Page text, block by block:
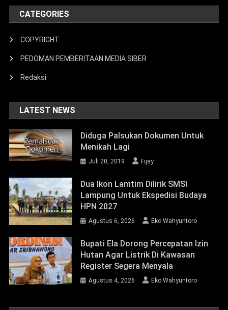
CATEGORIES
COPYRIGHT
PEDOMAN PEMBERITAAN MEDIA SIBER
Redaksi
LATEST NEWS
Diduga Palsukan Dokumen Untuk
Menikah Lagi
Juli 20, 2019 Fijay
Dua Ikon Lamtim Dilirik SMSI
Lampung Untuk Ekspedisi Budaya
HPN 2027
Agustus 6, 2026 Eko Wahyuntoro
Bupati Ela Dorong Percepatan Izin
Hutan Agar Listrik Di Kawasan
Register Segera Menyala
Agustus 4, 2026 Eko Wahyuntoro